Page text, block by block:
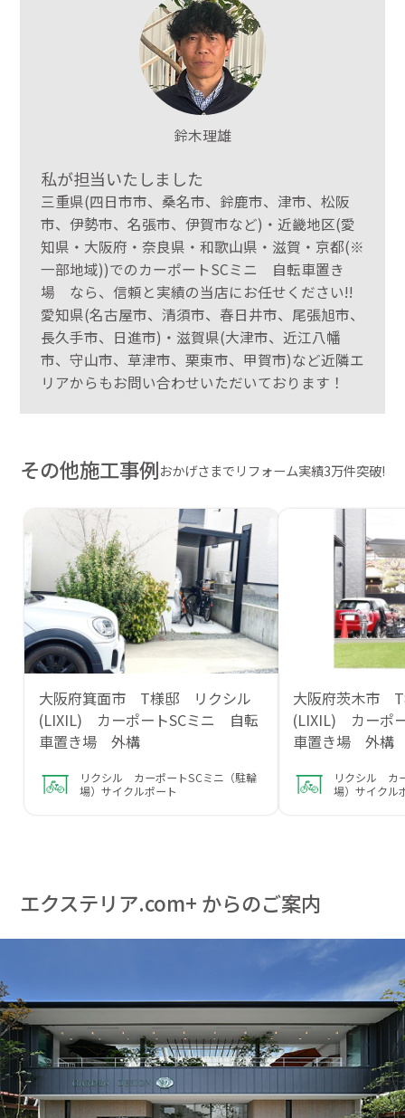
鈴木理雄
私が担当いたしました
三重県(四日市市、桑名市、鈴鹿市、津市、松阪
市、伊勢市、名張市、伊賀市など)・近畿地区(愛
知県・大阪府・奈良県・和歌山県・滋賀・京都(※
一部地域))でのカーポートSCミニ 自転車置き
場 なら、信頼と実績の当店にお任せください!!
愛知県(名古屋市、清須市、春日井市、尾張旭市、
長久手市、日進市)・滋賀県(大津市、近江八幡
市、守山市、草津市、栗東市、甲賀市)など近隣エ
リアからもお問い合わせいただいております！
その他施工事例おかげさまでリフォーム実績3万件突破!
大阪府箕面市 T様邸 リクシル
(LIXIL) カーポートSCミニ 自転
車置き場 外構
リクシル カーポートSCミニ（駐輪
場）サイクルポート
大阪府茨木市
(LIXIL) カーポ
車置き場 外
リクシル カ
場）サイクル
エクステリア.com+ からのご案内